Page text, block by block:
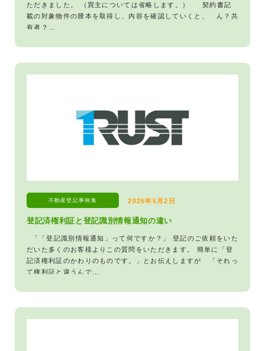
ただきました。 （買主については省略します。） 契約書記
載の対象物件の謄本を取得し、内容を確認していくと、 ん？共
有者？…
登記済権利証と登記識別情報通知の違い
不動産登記事例集 2025年5月2日
「「登記識別情報通知」って何ですか？」 登記のご依頼をいた
だいた多くのお客様よりこの質問をいただきます。 簡単に「登
記済権利証のかわりのものです。」とお伝えしますが 「それっ
て権利証と違うんで…